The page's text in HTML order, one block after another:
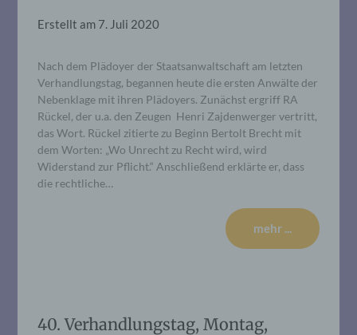
Erstellt am 7. Juli 2020
Nach dem Plädoyer der Staatsanwaltschaft am letzten
Verhandlungstag, begannen heute die ersten Anwälte der
Nebenklage mit ihren Plädoyers. Zunächst ergriff RA
Rückel, der u.a. den Zeugen Henri Zajdenwerger vertritt,
das Wort. Rückel zitierte zu Beginn Bertolt Brecht mit
dem Worten: „Wo Unrecht zu Recht wird, wird
Widerstand zur Pflicht.“ Anschließend erklärte er, dass
die rechtliche…
mehr ...
40. Verhandlungstag, Montag,